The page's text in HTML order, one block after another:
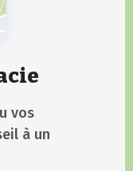
vos
à un